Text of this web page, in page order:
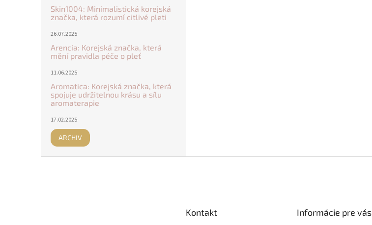
Skin1004: Minimalistická korejská
značka, která rozumí citlivé pleti
26.07.2025
Arencia: Korejská značka, která
mění pravidla péče o pleť
11.06.2025
Aromatica: Korejská značka, která
spojuje udržitelnou krásu a sílu
aromaterapie
17.02.2025
ARCHIV
Kontakt Informácie pre vás